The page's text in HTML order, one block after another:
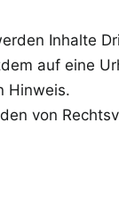
Inhalte
auf eine
Hinweis.
von